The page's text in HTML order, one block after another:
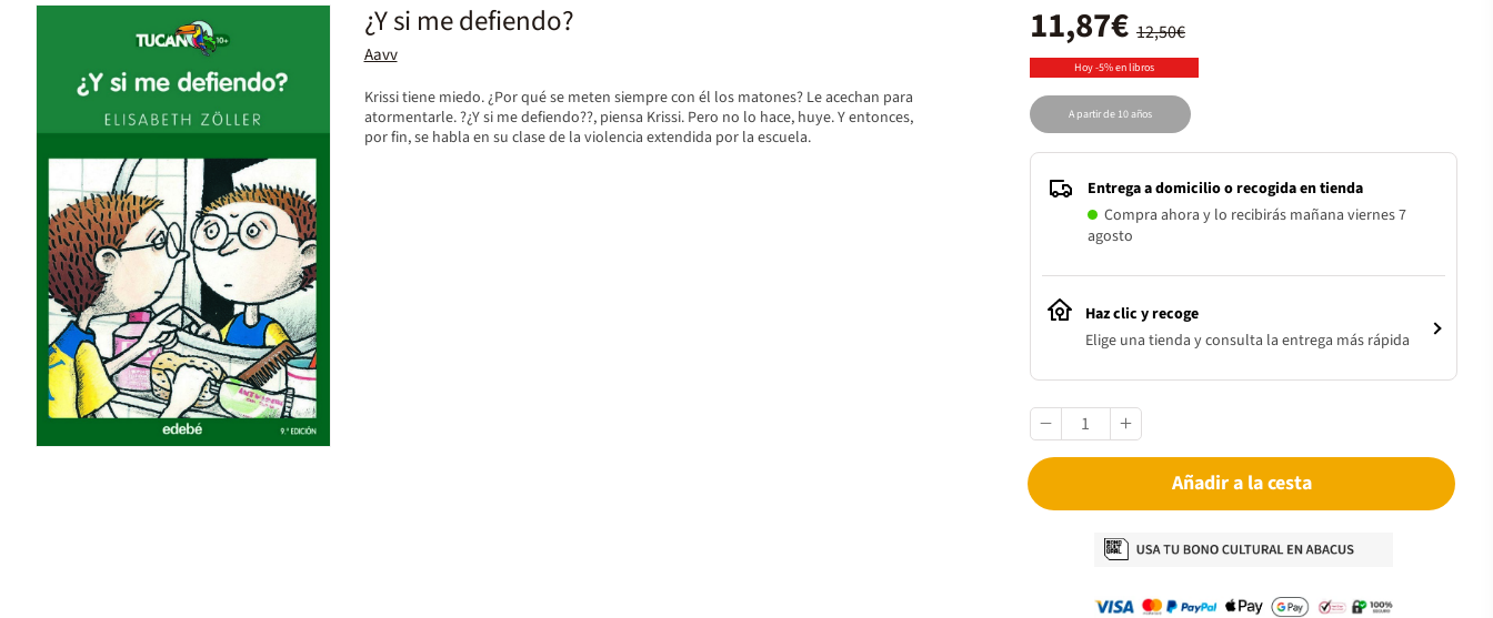
¿Y si me defiendo?
Aavv
Krissi tiene miedo. ¿Por qué se meten siempre con él los matones? Le acechan para
atormentarle. ?¿Y si me defiendo??, piensa Krissi. Pero no lo hace, huye. Y entonces,
por fin, se habla en su clase de la violencia extendida por la escuela.
12,50€
11,87€
Hoy -5% en libros
A partir de 10 años
Entrega a domicilio o recogida en tienda
Compra ahora y lo recibirás mañana viernes 7
agosto
Haz clic y recoge
Elige una tienda y consulta la entrega más rápida
Añadir a la cesta